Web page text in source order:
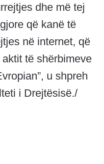
dhe më tej
që kanë të
në internet, që
të shërbimeve
u shpreh
i Drejtësisë./